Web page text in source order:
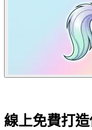
線上免費打